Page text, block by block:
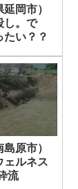
岡市）
し。で
たい？？
原市）
ェルネス
流